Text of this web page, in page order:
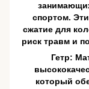
спортом.
сжатие для
риск травм и
Гетр:
который